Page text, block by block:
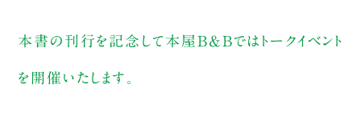
本書の刊行を記念して本屋B&Bではトークイベント
を開催いたします。